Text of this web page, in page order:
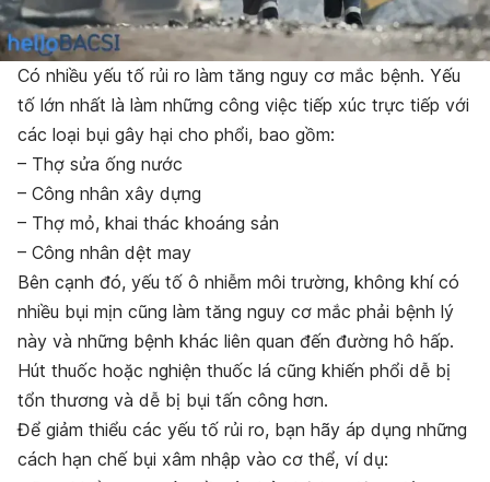
Có nhiều yếu tố rủi ro làm tăng nguy cơ mắc bệnh. Yếu
tố lớn nhất là làm những công việc tiếp xúc trực tiếp với
các loại bụi gây hại cho phổi, bao gồm:
– Thợ sửa ống nước
– Công nhân xây dựng
– Thợ mỏ, khai thác khoáng sản
– Công nhân dệt may
Bên cạnh đó, yếu tố ô nhiễm môi trường, không khí có
nhiều bụi mịn cũng làm tăng nguy cơ mắc phải bệnh lý
này và những bệnh khác liên quan đến đường hô hấp.
Hút thuốc hoặc nghiện thuốc lá cũng khiến phổi dễ bị
tổn thương và dễ bị bụi tấn công hơn.
Để giảm thiểu các yếu tố rủi ro, bạn hãy áp dụng những
cách hạn chế bụi xâm nhập vào cơ thể, ví dụ: